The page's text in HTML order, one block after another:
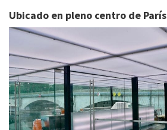
Ubicado en pleno centro de París